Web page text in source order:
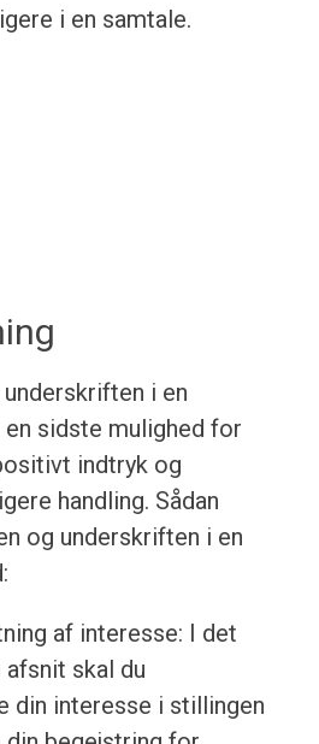
i en samtale.
i en
en sidste mulighed for
indtryk og
handling. Sådan
og underskriften i en
af interesse: I det
skal du
din interesse i stillingen